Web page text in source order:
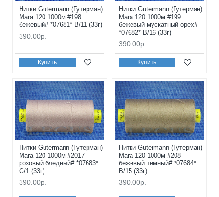
Нитки Gutermann (Гутерман)
Mara 120 1000м #198
бежевый# *07681* B/11 (33г)
390.00р.
Купить
Нитки Gutermann (Гутерман)
Mara 120 1000м #199
бежевый мускатный орех#
*07682* B/16 (33г)
390.00р.
Купить
Нитки Gutermann (Гутерман)
Mara 120 1000м #2017
розовый бледный# *07683*
G/1 (33г)
390.00р.
Нитки Gutermann (Гутерман)
Mara 120 1000м #208
бежевый темный# *07684*
B/15 (33г)
390.00р.